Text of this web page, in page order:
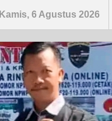
Kamis, 6 Agustus 2026